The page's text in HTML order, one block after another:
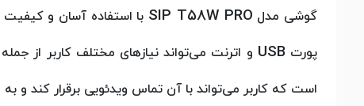
گوشی مدل SIP T58W PRO با استفاده آسان و کیفیت
پورتUSB و اترنت می‌تواند نیازهای مختلف کاربر از
است که کاربر می‌تواند با آن تماس ویدئویی برقرار کند